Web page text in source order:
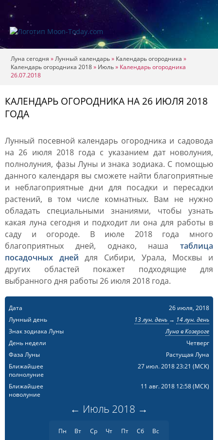
Луна сегодня »Лунный календарь» Календарь огородника »
Календарь огородника 2018» Июль» Календарь огородника
26.07.2018
КАЛЕНДАРЬ ОГОРОДНИКА НА 26 ИЮЛЯ 2018
ГОДА
Лунный посевной календарь огородника и садовода
на 26 июля 2018 года с указанием дат новолуния,
полнолуния, фазы Луны и знака зодиака. С помощью
данного календаря вы сможете найти благоприятные
и неблагоприятные дни для посадки и пересадки
растений, в том числе комнатных. Вам не нужно
обладать специальными знаниями, чтобы узнать
какая луна сегодня и подходит ли она для работы в
саду и огороде. В июле 2018 года много
благоприятных дней, однако, наша таблица
посадочных дней для Сибири, Урала, Москвы и
других областей покажет подходящие для
выбранного дня работы 26 июля 2018 года.
Дата
26 июля, 2018
Лунный день
13 лун. день → 14 лун. день
Знак зодиака Луны
Луна в Козероге
День недели
Четверг
Фаза Луны
Растущая Луна
Ближайшее
полнолуние
27 июл. 2018 23:21 (МСК)
Ближайшее
новолуние
11 авг. 2018 12:58(МСК)
← Июль 2018 →
Пн Вт Ср Чт Пт Сб Вс